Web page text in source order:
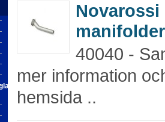
Novarossi
40040 -
mer information
hemsida ..